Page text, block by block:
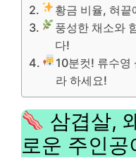
황금 비율, 혀끝
풍성한 채소와
다!
10분컷! 류수영
라 하세요!
삼겹살,
로운 주인공